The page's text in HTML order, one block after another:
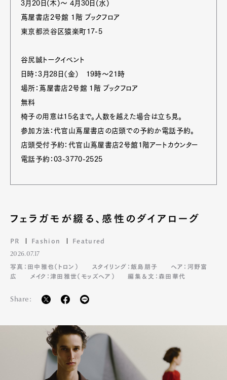
3月20日(木)～ 4月30日(水)
蔦屋書店2号館 1階 ブックフロア
東京都渋谷区猿楽町17-5
谷尻誠トークイベント
日時：3月28日（金） 19時～21時
場所：蔦屋書店2号館 1階 ブックフロア
無料
椅子の用意は15名まで。人数を越えた場合は立ち見。
参加方法：代官山蔦屋書店の店頭での予約か電話予約。
店頭受付予約：代官山蔦屋書店2号館1階アートカウンター
電話予約：03-3770-2525
フェラガモが綴る、感性のダイアローグ
PR Fashion Featured
2026.07.17
写真：田中雅也（トロン）
スタイリング：飯島朋子
ヘア：河野富
広
メイク：津田雅世（モッズヘア） 編集＆文：森田華代
Share: